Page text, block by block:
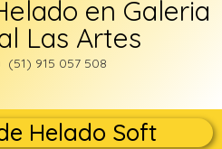
en Galeria
Las Artes
(51) 915 057 508
Helado Soft